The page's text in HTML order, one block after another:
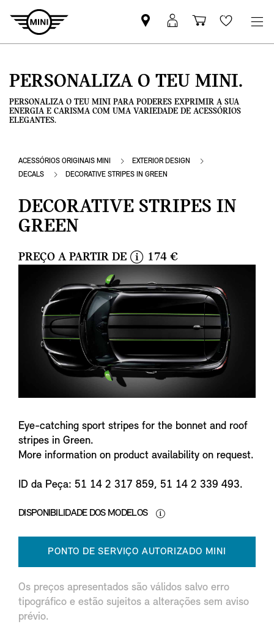
Pesquisar
parceiro
Iniciar
sessão
Carrinho
de
Wishlist
PERSONALIZA O TEU MINI.
PERSONALIZA O TEU MINI PARA PODERES EXPRIMIR A SUA
ENERGIA E CARISMA COM UMA VARIEDADE DE ACESSÓRIOS
ELEGANTES.
ACESSÓRIOS ORIGINAIS MINI
EXTERIOR DESIGN
DECALS
DECORATIVE STRIPES IN GREEN
DECORATIVE STRIPES IN
GREEN
PREÇO A PARTIR DE
i
n
f
o
174 €
Eye-catching sport stripes for the bonnet and roof
stripes in Green.
More information on product availability on request.
ID da Peça: 51 14 2 317 859, 51 14 2 339 493.
DISPONIBILIDADE DOS MODELOS
PONTO DE SERVIÇO AUTORIZADO MINI
Os preços apresentados são válidos salvo erro
tipográfico e estão sujeitos a alterações sem aviso
prévio.